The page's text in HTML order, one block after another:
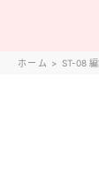
ホーム > ST-08